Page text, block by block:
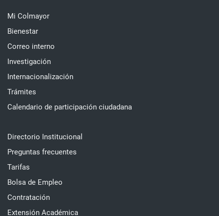
Mi Colmayor
Bienestar
Correo interno
Investigación
Internacionalización
Trámites
Calendario de participación ciudadana
Directorio Institucional
Preguntas frecuentes
Tarifas
Bolsa de Empleo
Contratación
Extensión Académica